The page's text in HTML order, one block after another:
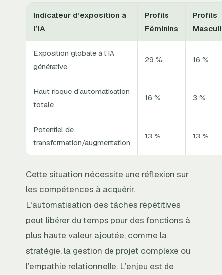
Indicateur d’exposition à
l’IA
Profils
Féminins
Profils
Exposition globale à l’IA
générative
29 % 16 %
Haut risque d’automatisation
totale
16 % 3 %
Potentiel de
transformation/augmentation
13 % 13 %
Cette situation nécessite une réflexion sur
les compétences à acquérir.
L’automatisation des tâches répétitives
peut libérer du temps pour des fonctions à
plus haute valeur ajoutée, comme la
stratégie, la gestion de projet complexe ou
l’empathie relationnelle. L’enjeu est de